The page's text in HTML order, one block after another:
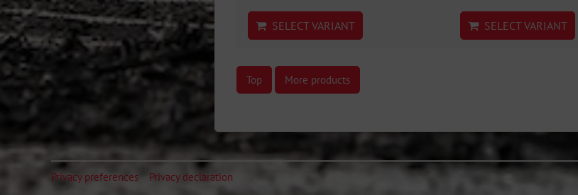
SELECT VARIANT SELECT VARIANT
Top More products
Privacy preferences Privacy declaration